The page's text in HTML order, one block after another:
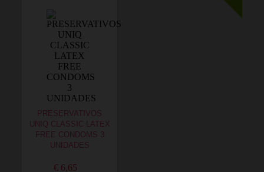
PRESERVATIVOS
UNIQ CLASSIC LATEX
FREE CONDOMS 3
UNIDADES
€ 6,65